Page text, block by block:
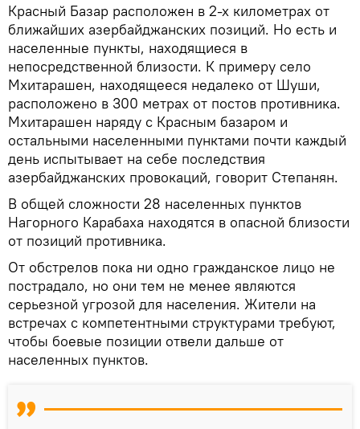
Красный Базар расположен в 2-х километрах от
ближайших азербайджанских позиций. Но есть и
населенные пункты, находящиеся в
непосредственной близости. К примеру село
Мхитарашен, находящееся недалеко от Шуши,
расположено в 300 метрах от постов противника.
Мхитарашен наряду с Красным базаром и
остальными населенными пунктами почти каждый
день испытывает на себе последствия
азербайджанских провокаций, говорит Степанян.
В общей сложности 28 населенных пунктов
Нагорного Карабаха находятся в опасной близости
от позиций противника.
От обстрелов пока ни одно гражданское лицо не
пострадало, но они тем не менее являются
серьезной угрозой для населения. Жители на
встречах с компетентными структурами требуют,
чтобы боевые позиции отвели дальше от
населенных пунктов.